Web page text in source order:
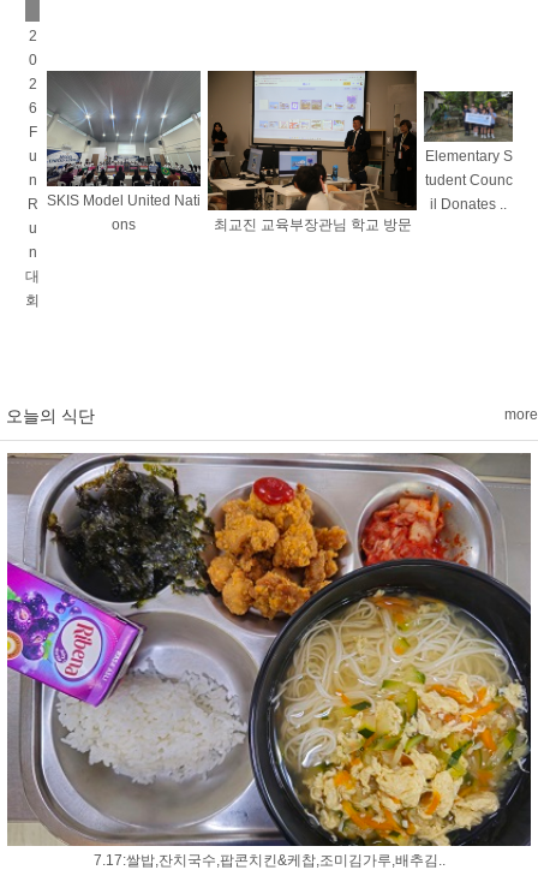
2
0
2
6
F
u
n
R
u
n
대
회
SKIS Model United Nati
ons
최교진 교육부장관님 학교 방문
Elementary S
tudent Counc
il Donates ..
오늘의 식단 more
7.17:쌀밥,잔치국수,팝콘치킨&케찹,조미김가루,배추김..